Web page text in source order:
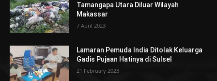
Tamangapa Utara Diluar Wilayah
Makassar
7 April 2023
Lamaran Pemuda India Ditolak Keluarga
Gadis Pujaan Hatinya di Sulsel
21 February 2023